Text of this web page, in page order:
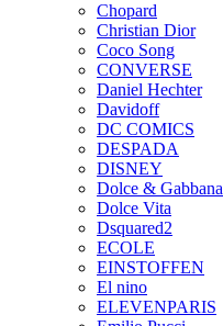
Chopard
Christian Dior
Coco Song
CONVERSE
Daniel Hechter
Davidoff
DC COMICS
DESPADA
DISNEY
Dolce & Gabbana
Dolce Vita
Dsquared2
ECOLE
EINSTOFFEN
El nino
ELEVENPARIS